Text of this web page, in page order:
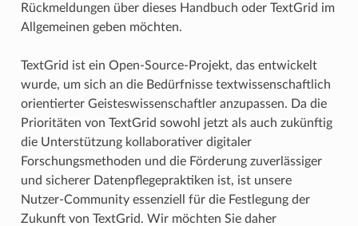
Rückmeldungen über dieses Handbuch oder TextGrid im
Allgemeinen geben möchten.
TextGrid ist ein Open-Source-Projekt, das entwickelt
wurde, um sich an die Bedürfnisse textwissenschaftlich
orientierter Geisteswissenschaftler anzupassen. Da die
Prioritäten von TextGrid sowohl jetzt als auch zukünftig
die Unterstützung kollaborativer digitaler
Forschungsmethoden und die Förderung zuverlässiger
und sicherer Datenpflegepraktiken ist, ist unsere
Nutzer-Community essenziell für die Festlegung der
Zukunft von TextGrid. Wir möchten Sie daher